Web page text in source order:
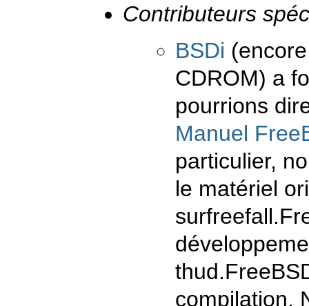
Contributeurs
BSDi
CDROM) a
pourrions
Manuel
particulier,
le matériel
sur
compilation.